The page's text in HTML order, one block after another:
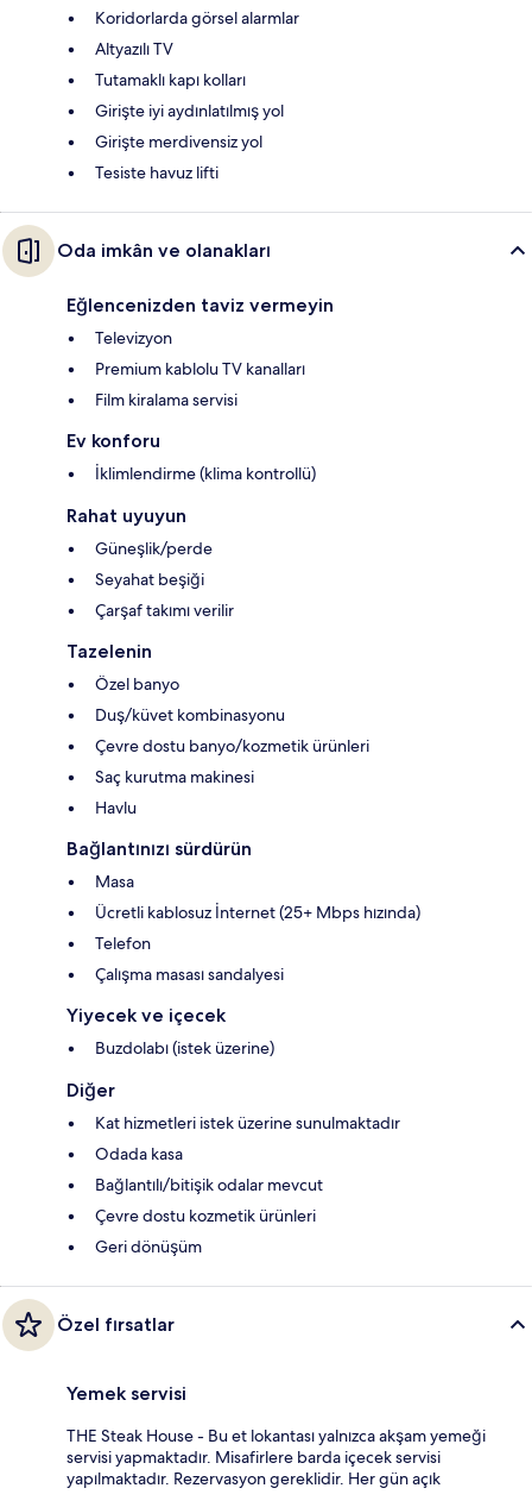
Koridorlarda görsel alarmlar
Altyazılı TV
Tutamaklı kapı kolları
Girişte iyi aydınlatılmış yol
Girişte merdivensiz yol
Tesiste havuz lifti
Oda imkân ve olanakları
Eğlencenizden taviz vermeyin
Televizyon
Premium kablolu TV kanalları
Film kiralama servisi
Ev konforu
İklimlendirme (klima kontrollü)
Rahat uyuyun
Güneşlik/perde
Seyahat beşiği
Çarşaf takımı verilir
Tazelenin
Özel banyo
Duş/küvet kombinasyonu
Çevre dostu banyo/kozmetik ürünleri
Saç kurutma makinesi
Havlu
Bağlantınızı sürdürün
Masa
Ücretli kablosuz İnternet (25+ Mbps hızında)
Telefon
Çalışma masası sandalyesi
Yiyecek ve içecek
Buzdolabı (istek üzerine)
Diğer
Kat hizmetleri istek üzerine sunulmaktadır
Odada kasa
Bağlantılı/bitişik odalar mevcut
Çevre dostu kozmetik ürünleri
Geri dönüşüm
Özel fırsatlar
Yemek servisi
THE Steak House - Bu et lokantası yalnızca akşam yemeği
servisi yapmaktadır. Misafirlere barda içecek servisi
yapılmaktadır. Rezervasyon gereklidir. Her gün açık